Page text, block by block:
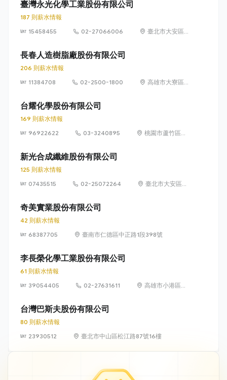
臺灣永光化學工業股份有限公司
187 則薪水情報
15458455
02-27066006
臺北市大安區義
長春人造樹脂廠股份有限公司
206 則薪水情報
11384708
02-2500-1800
高雄市大寮區華
台耀化學股份有限公司
169 則薪水情報
96922622
03-3240895
桃園市蘆竹區和
新光合成纖維股份有限公司
125 則薪水情報
07435515
02-25072264
臺北市大安區仁
奇美實業股份有限公司
42 則薪水情報
68387705
臺南市仁德區中正路1段398號
李長榮化學工業股份有限公司
61 則薪水情報
39054405
02-27631611
高雄市小港區中
台灣巴斯夫股份有限公司
80 則薪水情報
23930512
臺北市中山區松江路87號16樓